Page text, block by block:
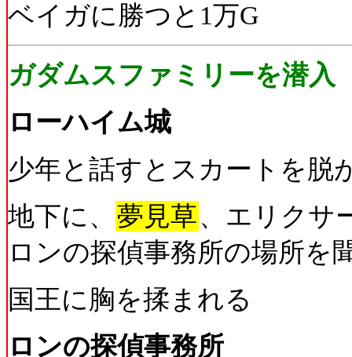
ベイガに勝つと1万G
ガダムスファミリーを潜入
ローハイム城
少年と話すとスカートを脱
地下に、 夢見草、エリクサ
ロンの探偵事務所の場所を
国王に胸を揉まれる
ロンの探偵事務所